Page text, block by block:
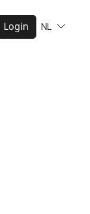
Login NL